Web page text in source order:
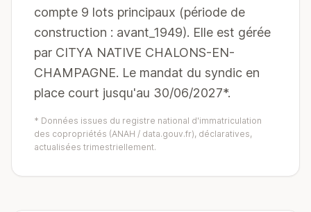
compte 9 lots principaux (période de
construction : avant_1949). Elle est gérée
par CITYA NATIVE CHALONS-EN-
CHAMPAGNE. Le mandat du syndic en
place court jusqu'au 30/06/2027*.
* Données issues du registre national d'immatriculation
des copropriétés (ANAH / data.gouv.fr), déclaratives,
actualisées trimestriellement.